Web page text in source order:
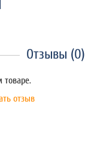
Отзывы (0)
товаре.
отзыв